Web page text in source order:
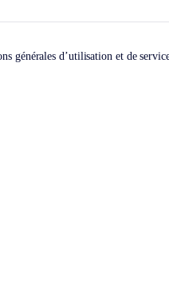
générales d’utilisation et de